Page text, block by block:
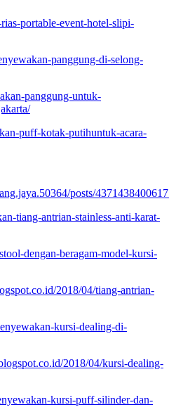
portable-event-hotel-slipi-
panggung-di-selong-
panggung-untuk-
puff-kotak-putihuntuk-acara-
posts/
tiang-antrian-stainless-anti-karat-
dengan-beragam-model-kursi-
2018/04/tiang-antrian-
kursi-dealing-di-
2018/04/kursi-dealing-
kursi-puff-silinder-dan-